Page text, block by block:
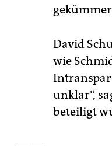
David
wie
unklar“,
beteiligt